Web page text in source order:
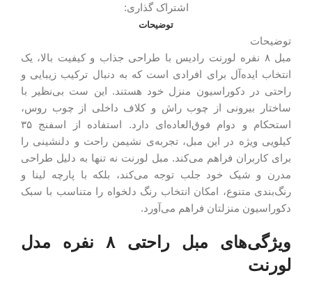
اشتراک گذاری:
توضیحات
توضیحات
مبل ۸ نفره لورنت رادیس با طراحی جذاب و کیفیت بالا، یک
انتخاب ایده‌آل برای افرادی است که به دنبال ترکیب زیبایی و
راحتی در دکوراسیون منزل خود هستند. این ست بی‌نظیر با
ساختار بیرونی از چوب راش و کلاف داخلی از چوب روس،
استحکام و دوام فوق‌العاده‌ای دارد. استفاده از اسفنج ۳۵
کیلویی ویژه در این مبل، تجربه‌ی نشیمن راحت و دلنشینی را
برای کاربران فراهم می‌کند. مبل لورنت نه تنها به دلیل طراحی
مدرن و شیک خود جلب توجه می‌کند، بلکه با پارچه لینا و
رنگ‌بندی متنوع، امکان انتخاب رنگ دلخواه را متناسب با سبک
دکوراسیون منزلتان فراهم می‌آورد.
ویژگی‌های مبل راحتی ۸ نفره مدل
لورنت